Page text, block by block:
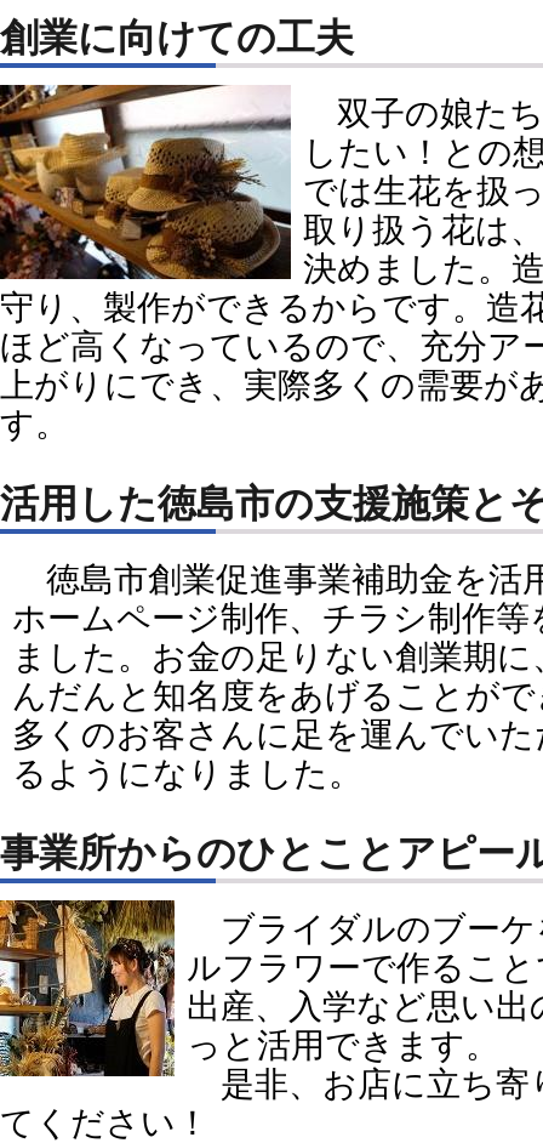
創業に向けての工夫
双子の娘た
したい！との
では生花を扱
取り扱う花は
決めました。
守り、製作ができるからです。造
ほど高くなっているので、充分ア
上がりにでき、実際多くの需要
す。
活用した徳島市の支援施策と
徳島市創業促進事業補助金を活
ホームページ制作、チラシ制作等
ました。お金の足りない創業期に
んだんと知名度をあげることが
多くのお客さんに足を運んでい
るようになりました。
事業所からのひとことアピー
ブライダルのブーケ
ルフラワーで作るこ
出産、入学など思い
っと活用できます。
是非、お店に立ち寄
てください！